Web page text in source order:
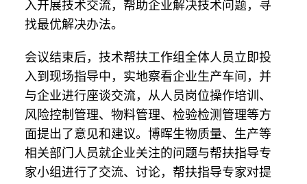
入开展技术交流，帮助企业解决技术问题，寻
找最优解决办法。
会议结束后，技术帮扶工作组全体人员立即投
入到现场指导中，实地察看企业生产车间，并
与企业进行座谈交流，从人员岗位操作培训、
风险控制管理、物料管理、检验检测管理等方
面提出了意见和建议。博晖生物质量、生产等
相关部门人员就企业关注的问题与帮扶指导专
家小组进行了交流、讨论，帮扶指导专家对提